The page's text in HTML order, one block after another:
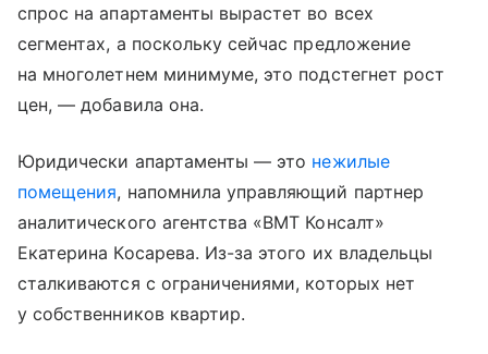
спрос на апартаменты вырастет во всех
сегментах, а поскольку сейчас предложение
на многолетнем минимуме, это подстегнет рост
цен, — добавила она.
Юридически апартаменты — это нежилые
помещения, напомнила управляющий партнер
аналитического агентства «ВМТ Консалт»
Екатерина Косарева. Из-за этого их владельцы
сталкиваются с ограничениями, которых нет
у собственников квартир.